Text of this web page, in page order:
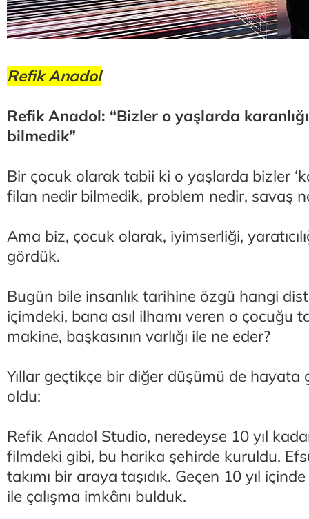
Refik Anadol
Refik Anadol: “Bizler o yaşlarda
bilmedik”
Bir çocuk olarak tabii ki o yaşlarda bizler
filan nedir bilmedik, problem nedir, savaş
Ama biz, çocuk olarak, iyimserliği,
gördük.
Bugün bile insanlık tarihine özgü hangi
içimdeki, bana asıl ilhamı veren o çocuğu
makine, başkasının varlığı ile ne eder?
Yıllar geçtikçe bir diğer düşümü de hayata
oldu:
Refik Anadol Studio, neredeyse 10 yıl
filmdeki gibi, bu harika şehirde kuruldu.
takımı bir araya taşıdık. Geçen 10 yıl
ile çalışma imkânı bulduk.